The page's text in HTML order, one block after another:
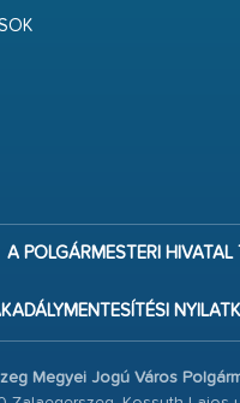
A POLGÁRMESTERI HIVATAL
Megyei Jogú Város